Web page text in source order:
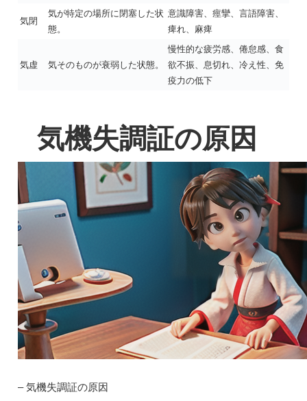
気閉
気が特定の場所に閉塞した状
態。
意識障害、痙攣、言語障害、
痺れ、麻痺
気虚 気そのものが衰弱した状態。
慢性的な疲労感、倦怠感、食
欲不振、息切れ、冷え性、免
疫力の低下
気機失調証の原因
– 気機失調証の原因